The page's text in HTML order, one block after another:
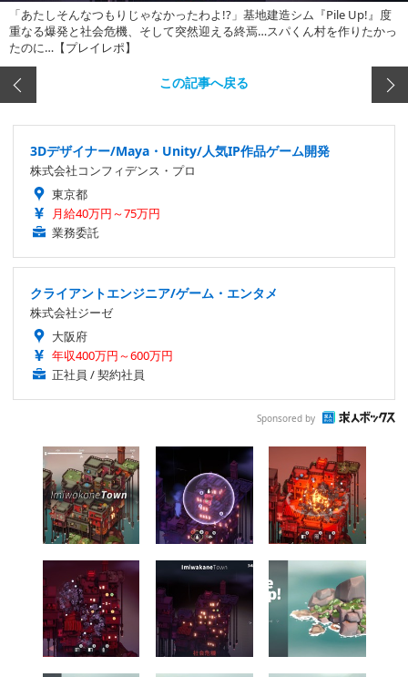
「あたしそんなつもりじゃなかったわよ!?」基地建造シム『Pile Up!』度
重なる爆発と社会危機、そして突然迎える終焉…スパくん村を作りたかっ
たのに…【プレイレポ】
この記事へ戻る
3Dデザイナー/Maya・Unity/人気IP作品ゲーム開発
株式会社コンフィデンス・プロ
東京都
月給40万円～75万円
業務委託
クライアントエンジニア/ゲーム・エンタメ
株式会社ジーゼ
大阪府
年収400万円～600万円
正社員 / 契約社員
Sponsored by